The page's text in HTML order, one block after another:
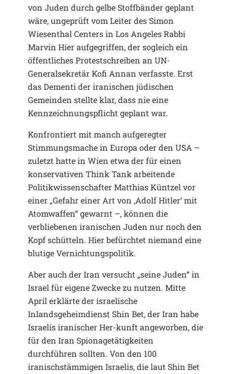
von Juden durch gelbe Stoffbänder geplant
wäre, ungeprüft vom Leiter des Simon
Wiesenthal Centers in Los Angeles Rabbi
Marvin Hier aufgegriffen, der sogleich ein
öffentliches Protestschreiben an UN-
Generalsekretär Kofi Annan verfasste. Erst
das Dementi der iranischen jüdischen
Gemeinden stellte klar, dass nie eine
Kennzeichnungspflicht geplant war.
Konfrontiert mit manch aufgeregter
Stimmungsmache in Europa oder den USA –
zuletzt hatte in Wien etwa der für einen
konservativen Think Tank arbeitende
Politikwissenschafter Matthias Küntzel vor
einer „Gefahr einer Art von ,Adolf Hitler‘ mit
Atomwaffen“ gewarnt –, können die
verbliebenen iranischen Juden nur noch den
Kopf schütteln. Hier befürchtet niemand eine
blutige Vernichtungspolitik.
Aber auch der Iran versucht „seine Juden“ in
Israel für eigene Zwecke zu nutzen. Mitte
April erklärte der israelische
Inlandsgeheimdienst Shin Bet, der Iran habe
Israelis iranischer Her-kunft angeworben, die
für den Iran Spionagetätigkeiten
durchführen sollten. Von den 100
iranischstämmigen Israelis, die laut Shin Bet